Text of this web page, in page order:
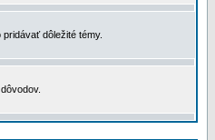
dôležité témy.